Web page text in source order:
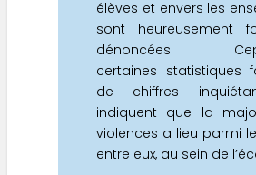
élèves et envers les
sont heureusement
dénoncées.
certaines statistiques
de chiffres
indiquent que la
violences a lieu parmi
entre eux, au sein de